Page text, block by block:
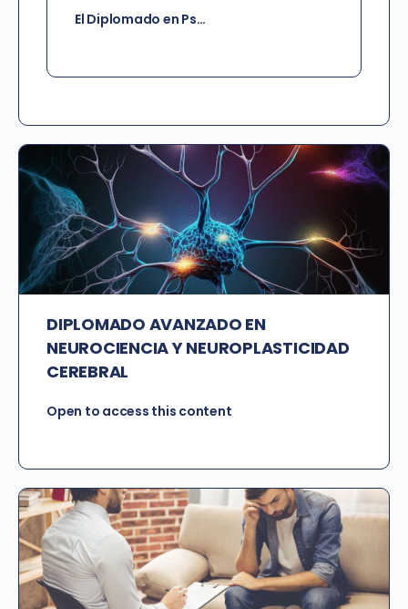
El Diplomado en Ps…
DIPLOMADO AVANZADO EN
NEUROCIENCIA Y NEUROPLASTICIDAD
CEREBRAL
Open to access this content